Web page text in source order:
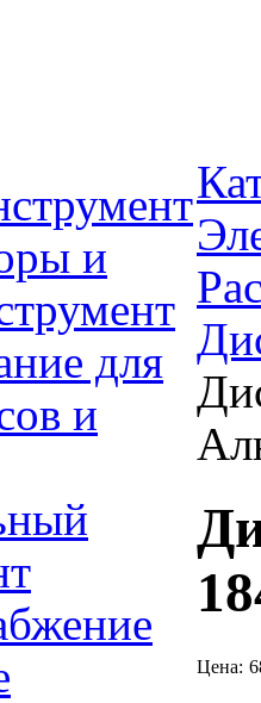
и
для
и
Цена: